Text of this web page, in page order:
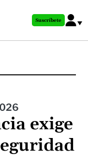
Suscríbete
exige